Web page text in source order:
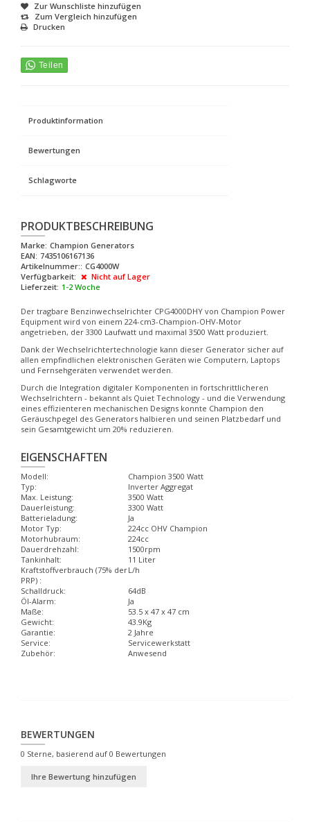
Zur Wunschliste hinzufügen
Zum Vergleich hinzufügen
Drucken
Produktinformation
Bewertungen
Schlagworte
PRODUKTBESCHREIBUNG
Marke: Champion Generators
EAN: 7435106167136
Artikelnummer:: CG4000W
Verfügbarkeit:
Nicht auf Lager
Lieferzeit: 1-2 Woche
Der tragbare Benzinwechselrichter CPG4000DHY von Champion Power
Equipment wird von einem 224-cm3-Champion-OHV-Motor
angetrieben, der 3300 Laufwatt und maximal 3500 Watt produziert.
Dank der Wechselrichtertechnologie kann dieser Generator sicher auf
allen empfindlichen elektronischen Geräten wie Computern, Laptops
und Fernsehgeräten verwendet werden.
Durch die Integration digitaler Komponenten in fortschrittlicheren
Wechselrichtern - bekannt als Quiet Technology - und die Verwendung
eines effizienteren mechanischen Designs konnte Champion den
Geräuschpegel des Generators halbieren und seinen Platzbedarf und
sein Gesamtgewicht um 20% reduzieren.
EIGENSCHAFTEN
Modell:
Champion 3500 Watt
Typ:
Inverter Aggregat
Max. Leistung:
3500 Watt
Dauerleistung:
3300 Watt
Batterieladung:
Ja
Motor Typ:
224cc OHV Champion
Motorhubraum:
224cc
Dauerdrehzahl:
1500rpm
Tankinhalt:
11 Liter
Kraftstoffverbrauch (75% der
PRP) :
L/h
Schalldruck:
64dB
Öl-Alarm:
Ja
Maße:
53.5 x 47 x 47 cm
Gewicht:
43.9Kg
Garantie:
2 Jahre
Service:
Servicewerkstatt
Zubehör:
Anwesend
BEWERTUNGEN
0 Sterne, basierend auf 0 Bewertungen
Ihre Bewertung hinzufügen